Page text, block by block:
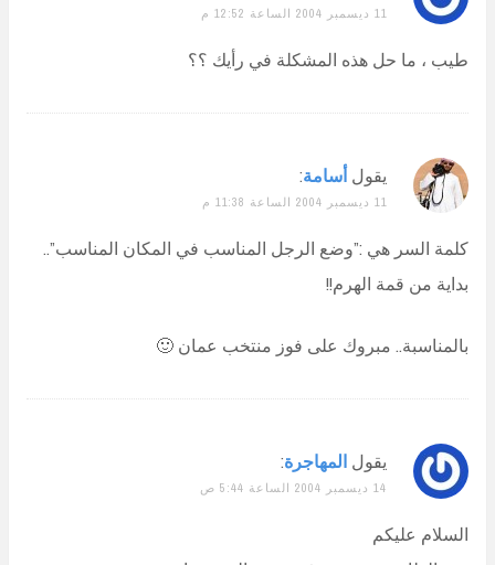
11 ديسمبر 2004 الساعة 12:52 م
طيب ، ما حل هذه المشكلة في رأيك ؟؟
يقول أسامة:
11 ديسمبر 2004 الساعة 11:38 م
كلمة السر هي :”وضع الرجل المناسب في المكان المناسب”..
بداية من قمة الهرم!!
بالمناسبة.. مبروك على فوز منتخب عمان 🙂
يقول المهاجرة:
14 ديسمبر 2004 الساعة 5:44 ص
السلام عليكم